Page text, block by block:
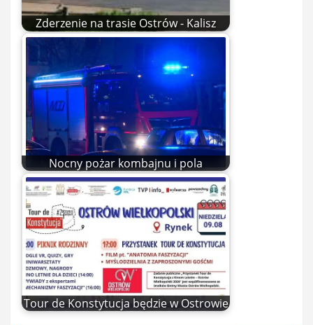
Zderzenie na trasie Ostrów - Kalisz
Nocny pożar kombajnu i pola
Tour de Konstytucja będzie w Ostrowie